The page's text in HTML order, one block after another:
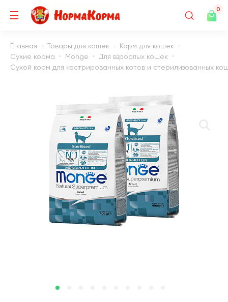
0
Главная Товары для кошек
Корм для кошек
Сухие корма
Monge
Для взрослых кошек
Сухой корм для кастрированных котов и стерилизованных